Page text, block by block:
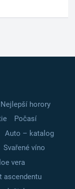
Nejlepší horory
Počasí
Auto – katalog
Svařené víno
vera
ascendentu